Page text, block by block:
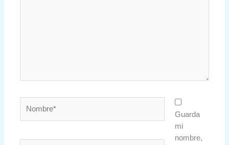
Guarda
mi
nombre,